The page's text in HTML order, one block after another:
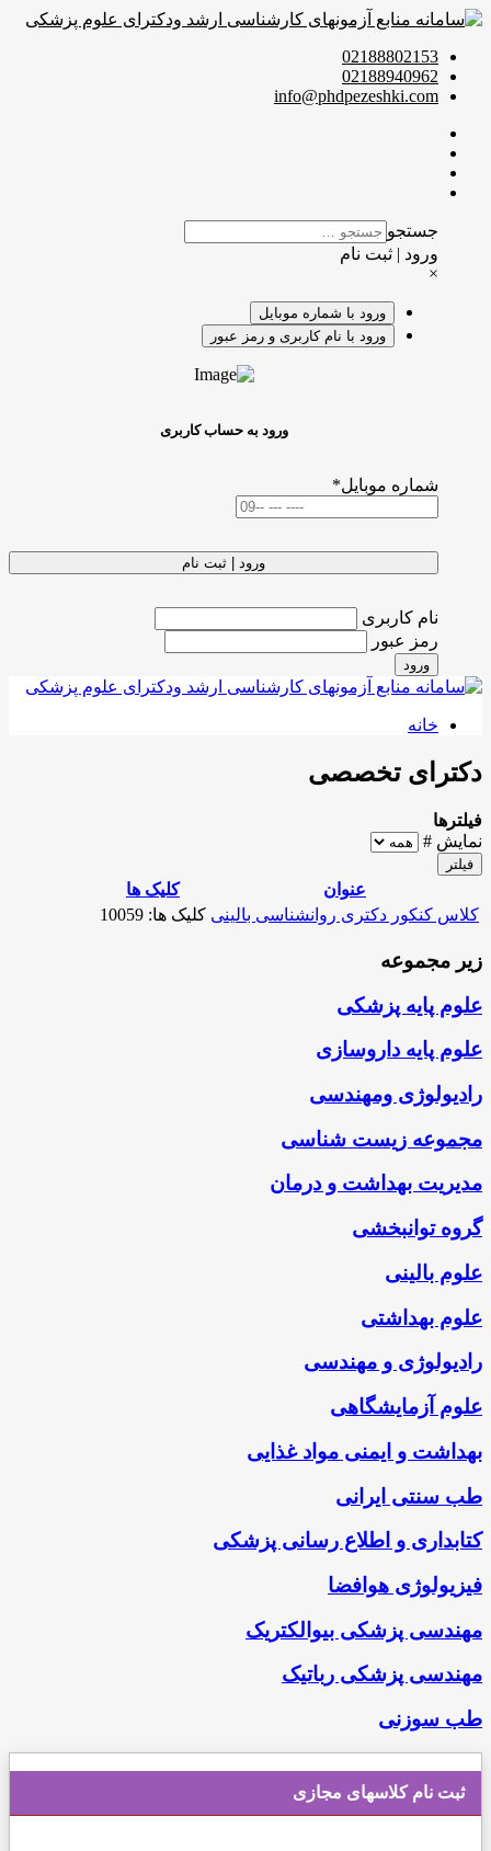
02188802153
02188940962
info@phdpezeshki.com
جستجو
ورود | ثبت نام
×
ورود با شماره موبایل
ورود با نام کاربری و رمز عبور
ورود به حساب کاربری
شماره موبایل*
ورود | ثبت نام
نام کاربری
رمز عبور
ورود
خانه
دكترای تخصصی
فیلترها
نمایش #
فیلتر
عنوان
کلیک ها
کلاس کنکور دکتری روانشناسی بالینی کلیک ها: 10059
زیر مجموعه
علوم پایه پزشکی
علوم پایه داروسازی
رادیولوژی ومهندسی
مجموعه زیست شناسی
مدیریت بهداشت و درمان
گروه توانبخشی
علوم بالینی
علوم بهداشتی
راديولوژی و مهندسی
علوم آزمایشگاهی
بهداشت و ایمنی مواد غذایی
طب سنتی ایرانی
کتابداری و اطلاع رسانی پزشکی
فیزیولوژی هوافضا
مهندسی پزشکی بیوالکتریک
مهندسی پزشکی رباتیک
طب سوزنی
ثبت نام کلاسهای مجازی